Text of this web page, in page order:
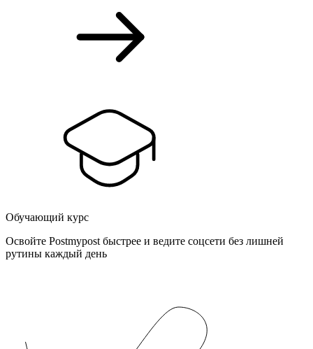
Обучающий курс
Освойте Postmypost быстрее и ведите соцсети без лишней
рутины каждый день